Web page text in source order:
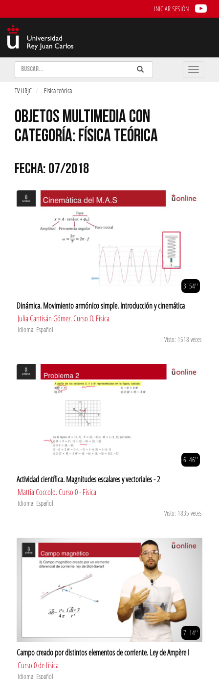
INICIAR SESIÓN
Buscar Enviar
Buscar
Toggle
TV URJC Física teórica
OBJETOS MULTIMEDIA CON
CATEGORÍA: FÍSICA TEÓRICA
FECHA: 07/2018
3' 54''
Dinámica. Movimiento armónico simple. Introducción y cinemática
Julia Cantisán Gómez. Curso O. Física
Idioma: Español
Visto: 1518 veces
6' 46''
Actividad científica. Magnitudes escalares y vectoriales - 2
Mattia Coccolo. Curso 0 - Física
Idioma: Español
Visto: 1835 veces
7' 14''
Campo creado por distintos elementos de corriente. Ley de Ampère I
Curso 0 de física
Idioma: Español